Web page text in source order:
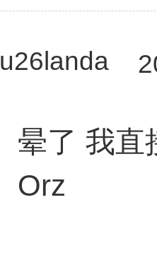
u26landa
晕了 我直
Orz